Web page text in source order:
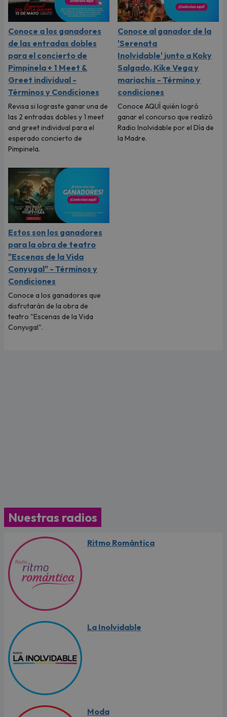
Conoce a los ganadores
de las entradas dobles
para el concierto de
Pimpinela + 1 Meet &
Greet individual -
Términos y Condiciones
Revisa si lograste ganar una de
las 2 entradas dobles y 1 meet
and greet individual para el
esperado concierto de
Pimpinela.
Conoce al ganador de la
'Serenata
Inolvidable' junto a Koky
Salgado, Kike Vega y
mariachis - Término y
condiciones
Conoce AQUÍ quién logró
ganar el concurso que realizó
Radio Inolvidable por el Día de
la Madre.
Estos son los ganadores
para la obra de teatro
"Escenas de la Vida
Conyugal" - Términos y
Condiciones
Conoce a los ganadores que
disfrutarán de la obra de
teatro "Escenas de la Vida
Conyugal".
Nuestras radios
Ritmo Romántica
La Inolvidable
Moda